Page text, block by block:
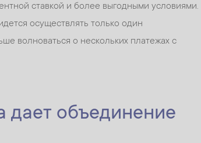
ставкой и более выгодными условиями.
осуществлять только один
волноваться о нескольких платежах с
дает объединение